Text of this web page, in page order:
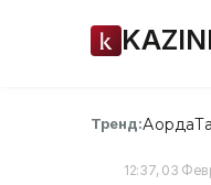
Тренд:Ақорда
12:37, 03